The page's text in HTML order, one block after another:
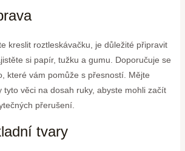
kreslit roztleskávačku, je důležité připravit
si papír, tužku a gumu. Doporučuje se
které vám pomůže s přesností. Mějte
tyto věci na dosah ruky, abyste mohli začít
přerušení.
tvary